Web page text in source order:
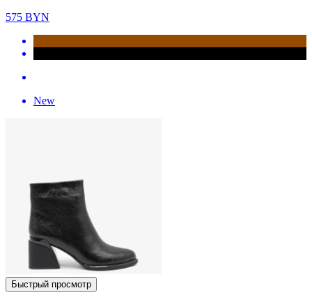
575 BYN
New
Быстрый просмотр